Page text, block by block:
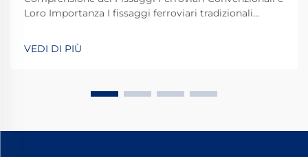
Loro Importanza I fissaggi ferroviari tradizionali
stabili e sicuri i binari dei treni per le operazioni
quotidiane. La maggior parte dei sistemi si basa su
VEDI DI PIÙ